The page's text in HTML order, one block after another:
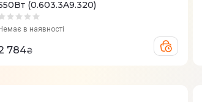
(0.603.3A9.320)
Немає в наявності
784₴